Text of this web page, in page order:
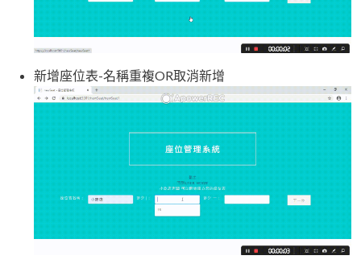
新增座位表-名稱重複OR取消新增